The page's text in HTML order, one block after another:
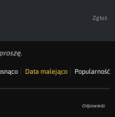
Zgłoś
proszę.
Data malejąco Popularność
Odpowiedz